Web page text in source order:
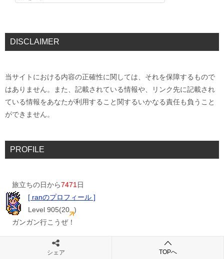
DISCLAIMER
当サイトにおける内容の正確性に関しては、それを保障するもので
はありません。また、記載されている情報や、リンク先に記載され
ている情報をあなたが利用すること関するいかなる責任も負うこと
ができません。
PROFILE
旅立ちの日から7471 日
[ ranのプロフィール ]
Level 905(20 )
ガンガン行こうぜ！
[ nadyのプロフィール ]
シェア TOPへ